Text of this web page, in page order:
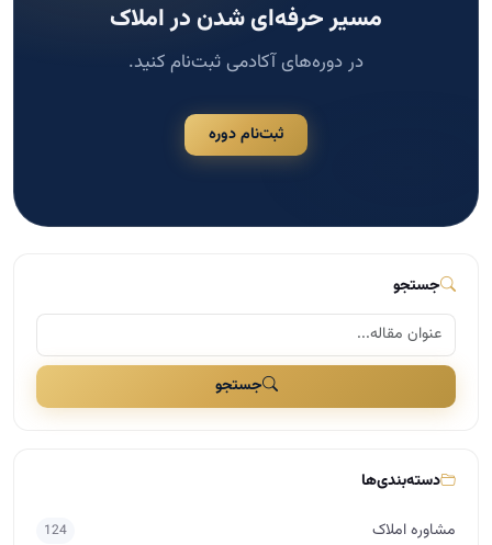
مسیر حرفه‌ای شدن در املاک
در دوره‌های آکادمی ثبت‌نام کنید.
ثبت‌نام دوره
جستجو
جستجو
دسته‌بندی‌ها
مشاوره املاک 124